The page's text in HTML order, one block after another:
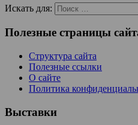
Искать для:
Полезные страницы
Структура сайта
Полезные ссылки
О сайте
Политика
Выставки